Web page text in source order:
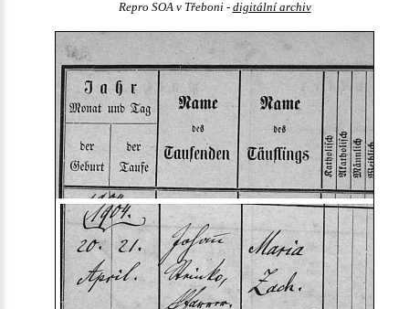
Repro SOA v Třeboni - digitální archiv